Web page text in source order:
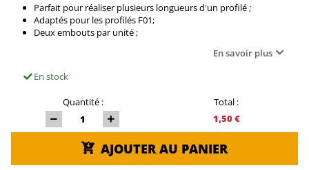
Parfait pour réaliser plusieurs longueurs d'un profilé ;
Adaptés pour les profilés F01;
Deux embouts par unité ;
En savoir plus
En stock
Quantité :
Total :
1,50 €
AJOUTER AU PANIER